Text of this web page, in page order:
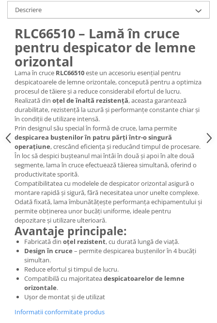
Tocatoare crengi
Motocoase, Trimmere si Masini de
tuns gazon
Motocositori cu motoare 2T
Trimmere electrice
Masini de tuns gazon pe benzina
Tractoraș de tuns gazonul
Zootehnie
Incubatoare, oparitoare si
deplumatoare
Echipamente pentru animale
Aparate de tuns animale
Piese si accesorii aparate de tuns
animale
Tarcuri animale
Semanatori
Masini batut stalpi si accesorii
Roabe & accesorii
Casute gradina si cutii depozitare
Mobilier gradina
Corturi, Prelate si plase de
umbrire
Lopeti zapada
Descriere
RLC66510 – Lamă în cruce
pentru despicator de lemne
orizontal
Lama în cruce RLC66510este un accesoriu esențial pentru
despicatoarele de lemne orizontale, concepută pentru a optimiza
procesul de tăiere și a reduce considerabil efortul de lucru.
Realizată din oțel de înaltă rezistență, aceasta garantează
durabilitate, rezistență la uzură și performanțe constante chiar și
în condiții de utilizare intensă.
Prin designul său special în formă de cruce, lama permite
despicarea buștenilor în patru părți într-o singură
operațiune, crescând eficiența și reducând timpul de procesare.
În loc să despici bușteanul mai întâi în două și apoi în alte două
segmente, lama în cruce efectuează tăierea simultană, oferind o
productivitate sporită.
Compatibilitatea cu modelele de despicator orizontal asigură o
montare rapidă și sigură, fără necesitatea unor unelte complexe.
Odată fixată, lama îmbunătățește performanța echipamentului și
permite obținerea unor bucăți uniforme, ideale pentru
depozitare și utilizare ulterioară.
Avantaje principale:
Fabricată din oțel rezistent, cu durată lungă de viață.
Design în cruce – permite despicarea buștenilor în 4 bucăți
simultan.
Reduce efortul și timpul de lucru.
Compatibilă cu majoritateadespicatoarelor de lemne
orizontale.
Ușor de montat și de utilizat
Informatii conformitate produs